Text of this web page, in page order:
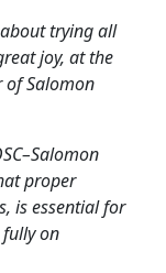
trying all
joy, at the
of Salomon
proper
is essential for
on